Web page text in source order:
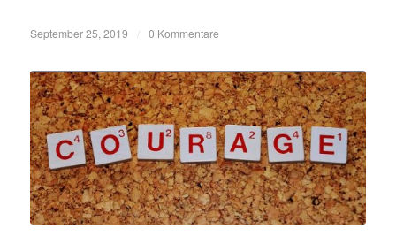
September 25, 2019 0 Kommentare